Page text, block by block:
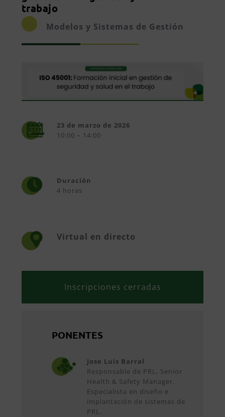
trabajo
Modelos y Sistemas de Gestión
23 de marzo de 2026
10:00 – 14:00
Duración
4 horas
Virtual en directo
Inscripciones cerradas
PONENTES
Jose Luis Barral
Responsable de PRL, Senior
Health & Safety Manager.
Especialista en diseño e
implantación de sistemas de
PRL.